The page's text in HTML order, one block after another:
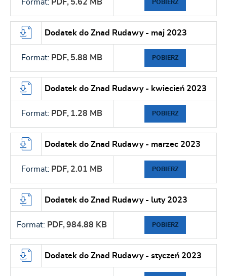
Format: PDF, 5.62 MB POBIERZ
Dodatek do Znad Rudawy - maj 2023
Format: PDF, 5.88 MB POBIERZ
Dodatek do Znad Rudawy - kwiecień 2023
Format: PDF, 1.28 MB POBIERZ
Dodatek do Znad Rudawy - marzec 2023
Format: PDF, 2.01 MB POBIERZ
Dodatek do Znad Rudawy - luty 2023
Format: PDF, 984.88 KB POBIERZ
Dodatek do Znad Rudawy - styczeń 2023